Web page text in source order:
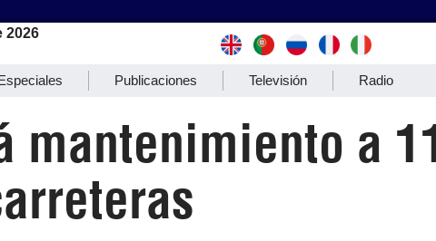
2026
Publicaciones Televisión Radio
mantenimiento a